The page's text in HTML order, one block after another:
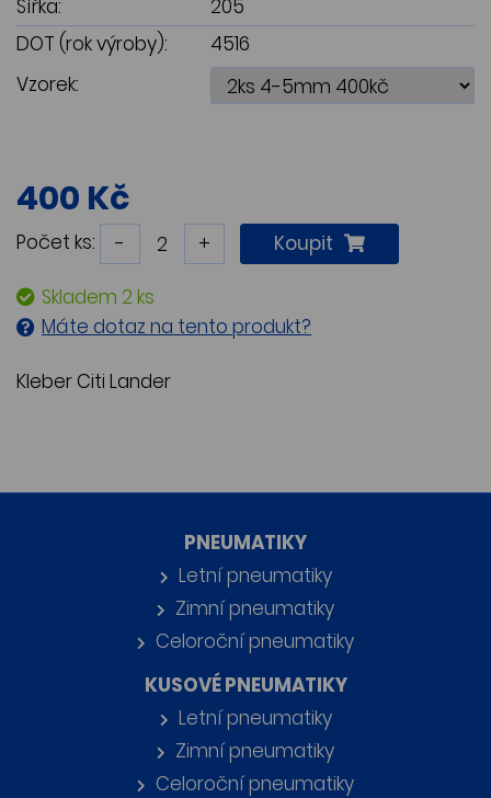
Šířka:
205
DOT (rok výroby):
4516
Vzorek:
400 Kč
Počet ks: - + Koupit
Skladem 2 ks
Máte dotaz na tento produkt?
Kleber Citi Lander
PNEUMATIKY
Letní pneumatiky
Zimní pneumatiky
Celoroční pneumatiky
KUSOVÉ PNEUMATIKY
Letní pneumatiky
Zimní pneumatiky
Celoroční pneumatiky